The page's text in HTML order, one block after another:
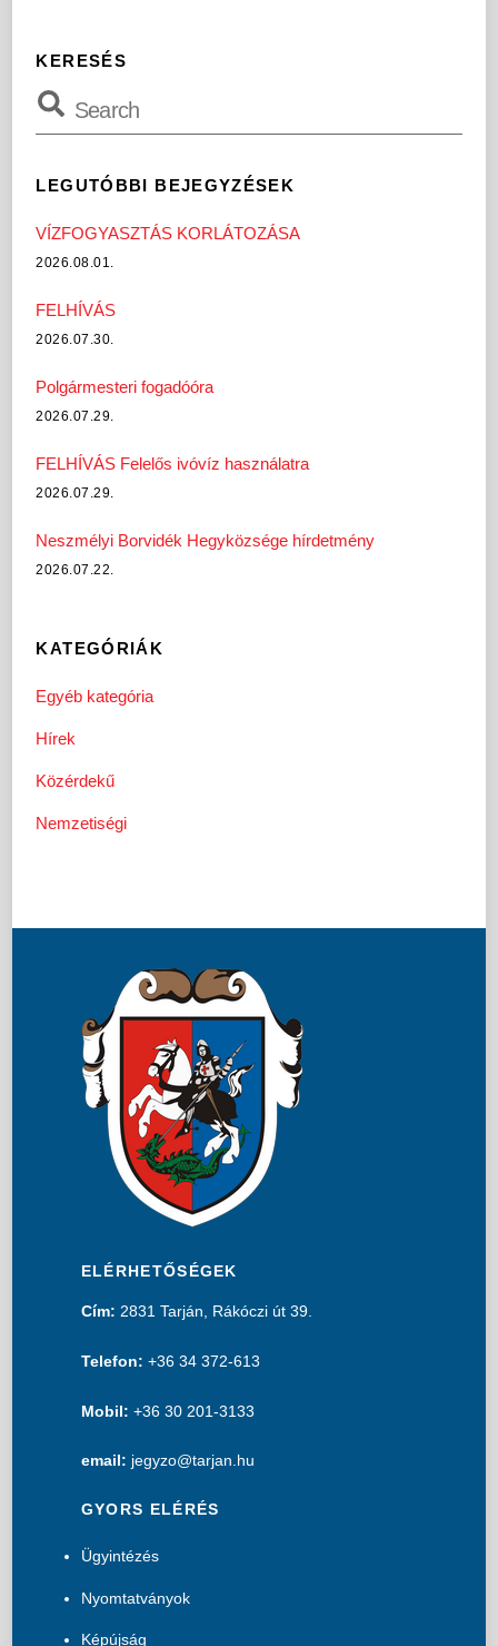
KERESÉS
LEGUTÓBBI BEJEGYZÉSEK
VÍZFOGYASZTÁS KORLÁTOZÁSA
2026.08.01.
FELHÍVÁS
2026.07.30.
Polgármesteri fogadóóra
2026.07.29.
FELHÍVÁS Felelős ivóvíz használatra
2026.07.29.
Neszmélyi Borvidék Hegyközsége hírdetmény
2026.07.22.
KATEGÓRIÁK
Egyéb kategória
Hírek
Közérdekű
Nemzetiségi
ELÉRHETŐSÉGEK
Cím: 2831 Tarján, Rákóczi út 39.
Telefon: +36 34 372-613
Mobil: +36 30 201-3133
email: jegyzo@tarjan.hu
GYORS ELÉRÉS
Ügyintézés
Nyomtatványok
Képújság